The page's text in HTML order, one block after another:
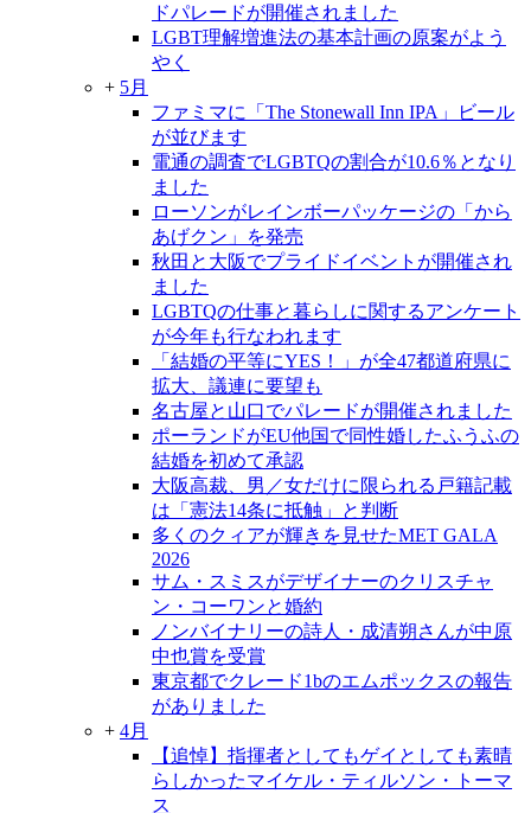
ドパレードが開催されました
LGBT理解増進法の基本計画の原案がよう
やく
+ 5月
ファミマに「The Stonewall Inn IPA」ビール
が並びます
電通の調査でLGBTQの割合が10.6％となり
ました
ローソンがレインボーパッケージの「から
あげクン」を発売
秋田と大阪でプライドイベントが開催され
ました
LGBTQの仕事と暮らしに関するアンケート
が今年も行なわれます
「結婚の平等にYES！」が全47都道府県に
拡大、議連に要望も
名古屋と山口でパレードが開催されました
ポーランドがEU他国で同性婚したふうふの
結婚を初めて承認
大阪高裁、男／女だけに限られる戸籍記載
は「憲法14条に抵触」と判断
多くのクィアが輝きを見せたMET GALA
2026
サム・スミスがデザイナーのクリスチャ
ン・コーワンと婚約
ノンバイナリーの詩人・成清朔さんが中原
中也賞を受賞
東京都でクレード1bのエムポックスの報告
がありました
+ 4月
【追悼】指揮者としてもゲイとしても素晴
らしかったマイケル・ティルソン・トーマ
ス